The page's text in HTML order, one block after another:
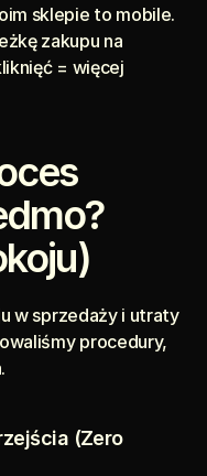
sklepie to mobile.
zakupu na
= więcej
w sprzedaży i utraty
procedury,
(Zero